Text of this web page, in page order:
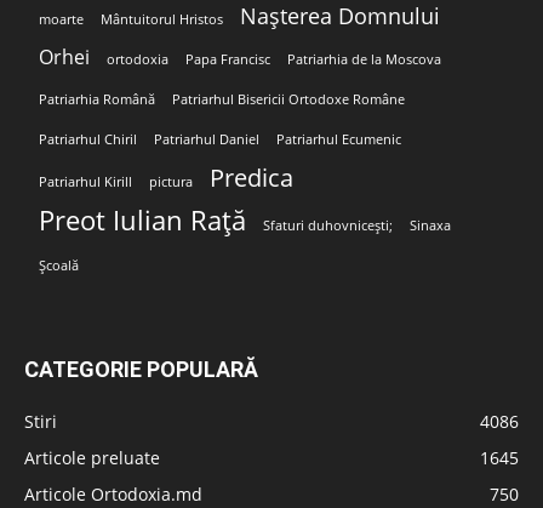
moarte Mântuitorul Hristos Nașterea Domnului
Orhei ortodoxia Papa Francisc Patriarhia de la Moscova
Patriarhia Română Patriarhul Bisericii Ortodoxe Române
Patriarhul Chiril Patriarhul Daniel Patriarhul Ecumenic
Patriarhul Kirill pictura Predica
Preot Iulian Rață Sfaturi duhovnicești; Sinaxa
Școală
CATEGORIE POPULARĂ
Stiri
4086
Articole preluate
1645
Articole Ortodoxia.md
750